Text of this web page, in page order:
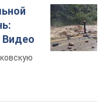
Видео